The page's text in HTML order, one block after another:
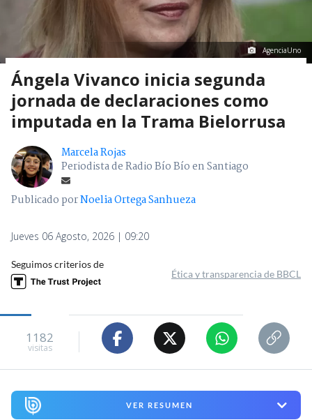
AgenciaUno
Ángela Vivanco inicia segunda
jornada de declaraciones como
imputada en la Trama Bielorrusa
Marcela Rojas
Periodista de Radio Bío Bío en Santiago
Publicado porNoelia Ortega Sanhueza
Jueves 06 Agosto, 2026 | 09:20
Seguimos criterios de
Ética y transparencia de BBCL
1182
visitas
VER RESUMEN